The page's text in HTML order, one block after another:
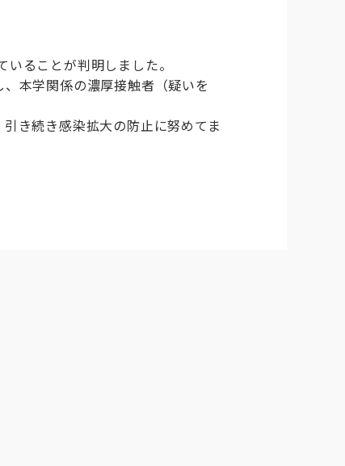
ることが判明しました。
本学関係の濃厚接触者（疑いを
き続き感染拡大の防止に努めてま